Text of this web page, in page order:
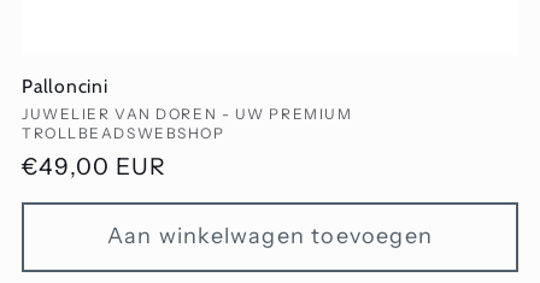
Palloncini
Verkoper:
JUWELIER VAN DOREN - UW PREMIUM
TROLLBEADSWEBSHOP
Normale
prijs
€49,00 EUR
Aan winkelwagen toevoegen